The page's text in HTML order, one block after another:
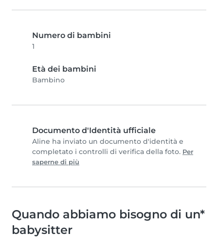
Numero di bambini
1
Età dei bambini
Bambino
Documento d'Identità ufficiale
Aline ha inviato un documento d'identità e
completato i controlli di verifica della foto. Per
saperne di più
Quando abbiamo bisogno di un*
babysitter